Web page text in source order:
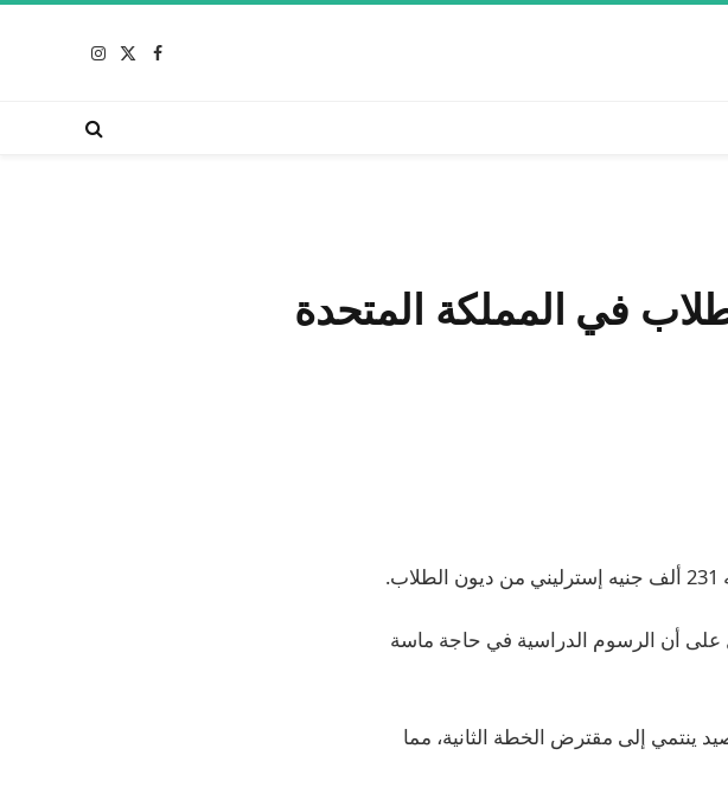
فيسبوك
X
الانستغرام
في المملكة المتحدة
على أن الرسوم الدراسية في حاجة ماسة
ينتمي إلى مقترض الخطة الثانية، مما